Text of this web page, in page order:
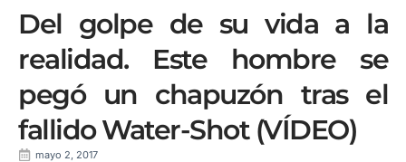
Del golpe de su vida a la
realidad. Este hombre se
pegó un chapuzón tras el
fallido Water-Shot (VÍDEO)
mayo 2, 2017